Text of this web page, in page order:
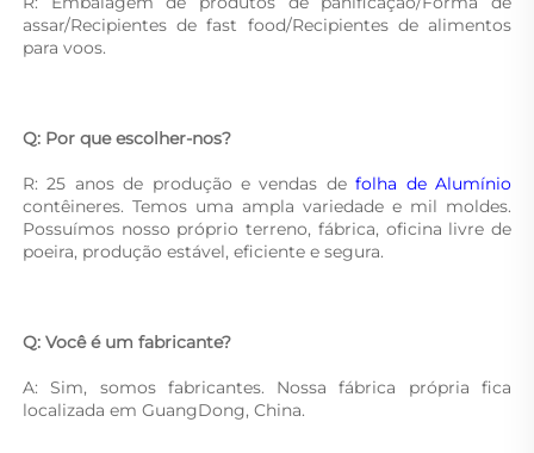
assar/Recipientes de fast food/Recipientes de alimentos
para voos.
Q: Por que escolher-nos?
R: 25 anos de produção e vendas de
contêineres. Temos uma ampla variedade e mil moldes.
Possuímos nosso próprio terreno, fábrica, oficina livre de
poeira, produção estável, eficiente e segura.
Q: Você é um fabricante?
A: Sim, somos fabricantes. Nossa fábrica própria fica
localizada em GuangDong, China.